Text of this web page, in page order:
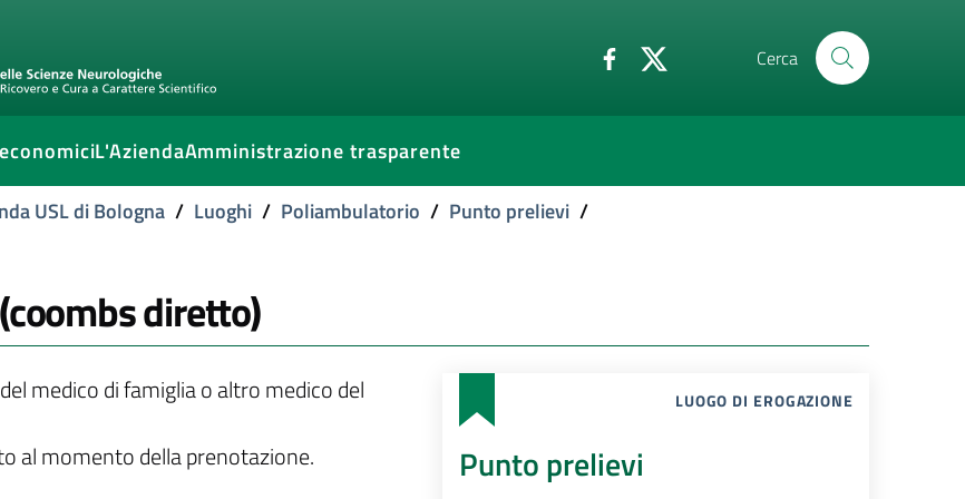
Cerca
L'AziendaAmministrazione trasparente
USL di Bologna / Luoghi / Poliambulatorio / Punto prelievi /
diretto)
medico di famiglia o altro medico del
al momento della prenotazione.
LUOGO DI EROGAZIONE
Punto prelievi